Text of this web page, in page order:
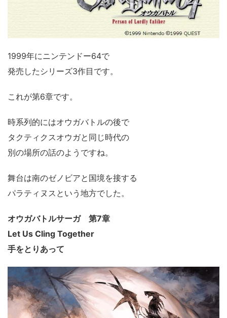
1999年にニンテンドー64で
発売したシリーズ3作目です。
これが第6章です。
時系列的にはオウガバトルの後で
タクティクスオウガと同じ時代の
別の場所の話のようですね。
舞台は南のゼノビアと国境を接する
パラティヌスという地方でした。
オウガバトルサーガ 第7章
Let Us Cling Together
手をとりあって